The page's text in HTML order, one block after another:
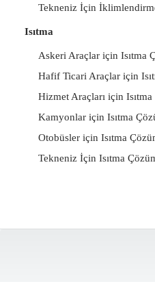
Tekneniz İçin
Isıtma
Askeri Araçlar için Isıtma
Hafif Ticari Araçlar için
Hizmet Araçları için
Kamyonlar için Isıtma
Otobüsler için Isıtma
Tekneniz İçin Isıtma